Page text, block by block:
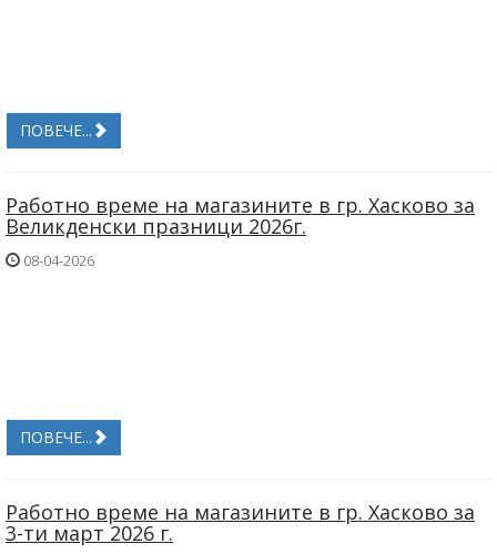
ПОВЕЧЕ...
Работно време на магазините в гр. Хасково за
Великденски празници 2026г.
08-04-2026
ПОВЕЧЕ...
Работно време на магазините в гр. Хасково за
3-ти март 2026 г.